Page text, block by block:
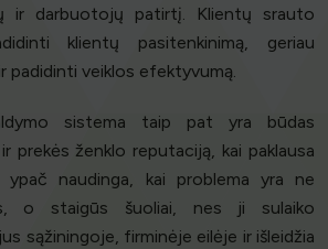
ir darbuotojų patirtį. Klientų srauto
klientų pasitenkinimą, geriau
padidinti veiklos efektyvumą.
sistema taip pat yra būdas
prekės ženklo reputaciją, kai paklausa
ypač naudinga, kai problema yra ne
o staigūs šuoliai, nes ji sulaiko
sąžiningoje, firminėje eilėje ir išleidžia